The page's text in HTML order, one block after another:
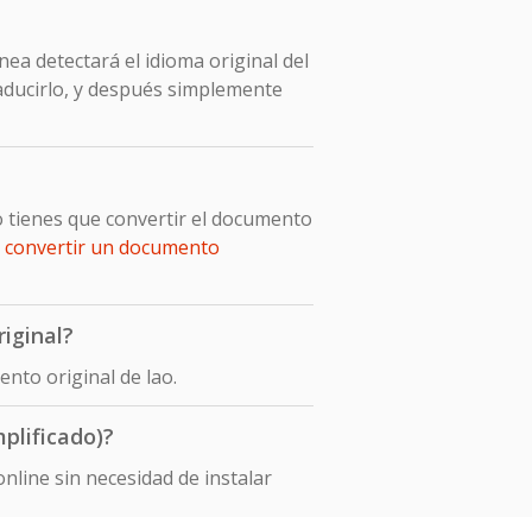
detectará el idioma original del
y después simplemente
que convertir el documento
convertir un documento
original de lao.
sin necesidad de instalar